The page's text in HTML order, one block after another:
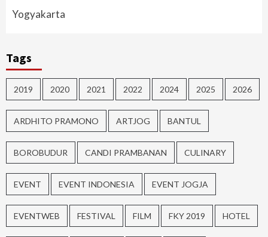
Yogyakarta
Tags
2019 2020 2021 2022 2024 2025 2026
ARDHITO PRAMONO ARTJOG BANTUL
BOROBUDUR CANDI PRAMBANAN CULINARY
EVENT EVENT INDONESIA EVENT JOGJA
EVENTWEB FESTIVAL FILM FKY 2019 HOTEL